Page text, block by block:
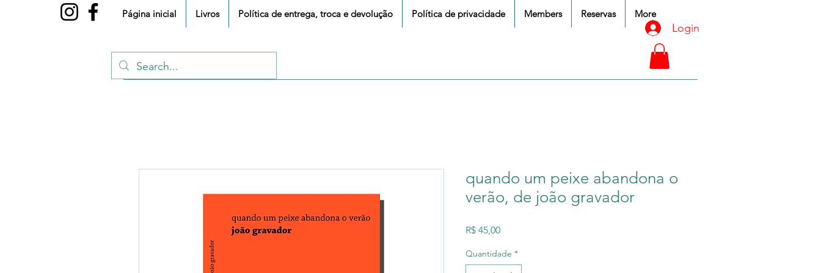
Login
Página inicial Livros Política de entrega, troca e devolução Política de privacidade Members Reservas More
quando um peixe abandona o
verão, de joão gravador
R$ 45,00Preço
Quantidade *